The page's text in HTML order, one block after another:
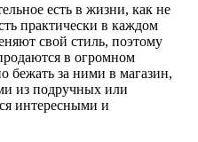
есть в жизни, как не
практически в каждом
свой стиль, поэтому
в огромном
бежать за ними в магазин,
из подручных или
интересными и